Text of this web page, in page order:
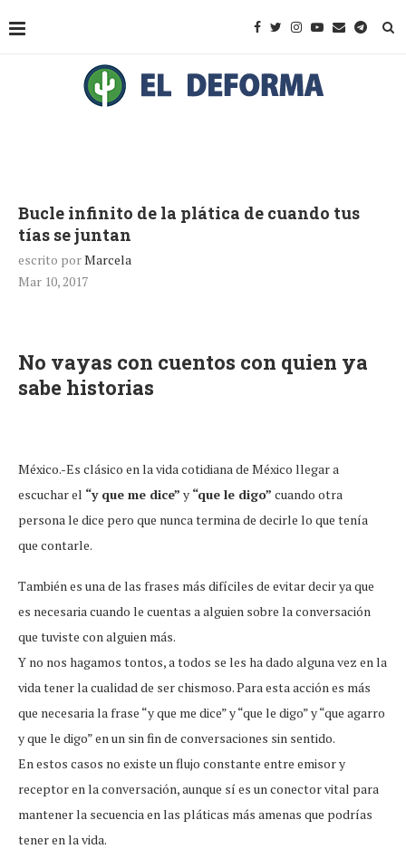
Bucle infinito de la plática de cuando tus
tías se juntan
escrito porMarcela
Mar 10, 2017
No vayas con cuentos con quien ya
sabe historias
México.-Es clásico en la vida cotidiana de México llegar a
escuchar el “y que me dice” y “que le digo” cuando otra
persona le dice pero que nunca termina de decirle lo que tenía
que contarle.
También es una de las frases más difíciles de evitar decir ya que
es necesaria cuando le cuentas a alguien sobre la conversación
que tuviste con alguien más.
Y no nos hagamos tontos, a todos se les ha dado alguna vez en la
vida tener la cualidad de ser chismoso. Para esta acción es más
que necesaria la frase “y que me dice” y “que le digo” y “que agarro
y que le digo” en un sin fin de conversaciones sin sentido.
En estos casos no existe un flujo constante entre emisor y
receptor en la conversación, aunque sí es un conector vital para
mantener la secuencia en las pláticas más amenas que podrías
tener en la vida.